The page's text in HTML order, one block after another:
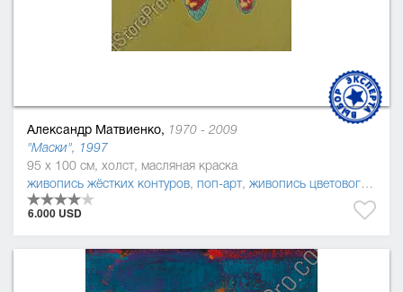
Александр Матвиенко, 1970 - 2009
"Маски", 1997
95 x 100 см, холст, масляная краска
живопись жёстких контуров, поп-арт, живопись цветового поля
6.000 USD